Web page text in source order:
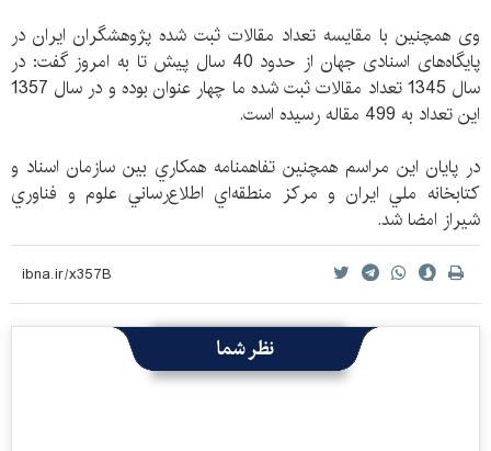
وی همچنین با مقایسه تعداد مقالات ثبت شده پژوهشگران ایران در
پایگاه‌های اسنادی جهان از حدود 40 سال پیش تا به امروز گفت: در
سال 1345 تعداد مقالات ثبت شده ما چهار عنوان بوده و در سال 1357
این تعداد به 499 مقاله رسیده است.
در پايان اين مراسم همچنين تفاهمنامه همكاري بين سازمان اسناد و
كتابخانه ملي ايران و مركز منطقه‌اي اطلاع‌رساني علوم و فناوري
شيراز امضا شد.
نظر شما